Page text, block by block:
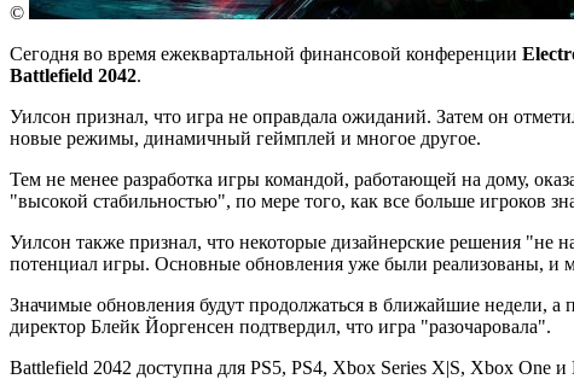
©
Сегодня во время ежеквартальной финансовой конференции
Battlefield 2042.
Уилсон признал, что игра не оправдала ожиданий. Затем он
новые режимы, динамичный геймплей и многое другое.
Тем не менее разработка игры командой, работающей на дому,
"высокой стабильностью", по мере того, как все больше игроков
Уилсон также признал, что некоторые дизайнерские решения "не
потенциал игры. Основные обновления уже были реализованы, и
Значимые обновления будут продолжаться в ближайшие недели,
директор Блейк Йоргенсен подтвердил, что игра "разочаровала".
Battlefield 2042 доступна для PS5, PS4, Xbox Series X|S, Xbox One